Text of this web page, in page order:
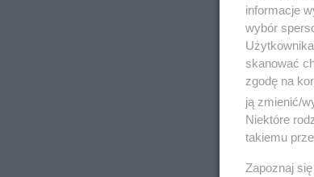
informacje
wybór
skanować
zgodę na
ją zmienić/
Niektóre
takiemu
Zapoznaj